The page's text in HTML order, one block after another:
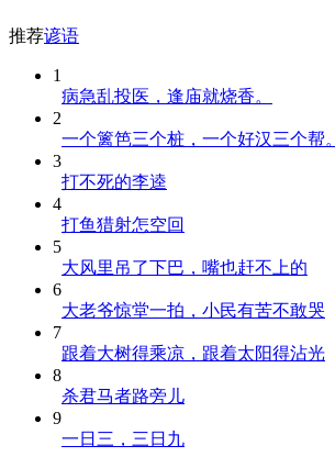
推荐谚语
1
病急乱投医，逢庙就烧香。
2
一个篱笆三个桩，一个好汉三个帮。
3
打不死的李逵
4
打鱼猎射怎空回
5
大风里吊了下巴，嘴也赶不上的
6
大老爷惊堂一拍，小民有苦不敢哭
7
跟着大树得乘凉，跟着太阳得沾光
8
杀君马者路旁儿
9
一日三，三日九